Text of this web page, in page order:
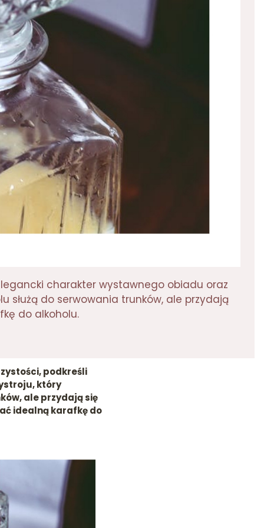
charakter wystawnego obiadu oraz
służą do serwowania trunków, ale przydają
do alkoholu.
podkreśli
który
ale przydają się
idealną karafkę do